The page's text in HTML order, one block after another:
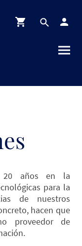
20 años en la
para la
de nuestros
hacen que
proveedor de